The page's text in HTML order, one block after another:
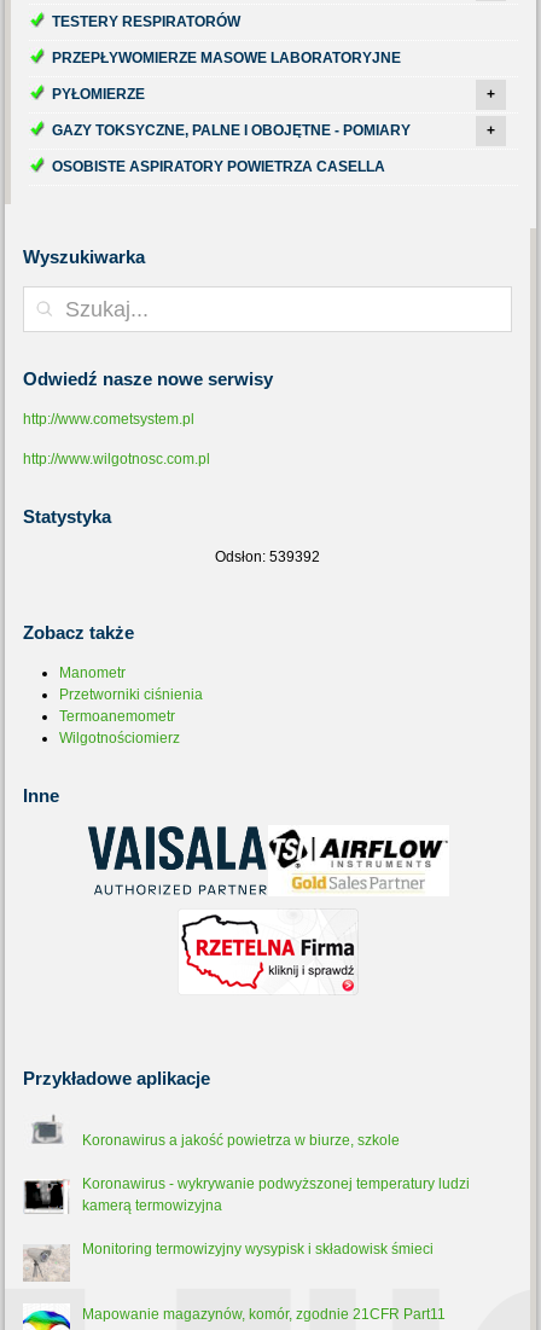
TESTERY RESPIRATORÓW
PRZEPŁYWOMIERZE MASOWE LABORATORYJNE
PYŁOMIERZE +
GAZY TOKSYCZNE, PALNE I OBOJĘTNE - POMIARY +
OSOBISTE ASPIRATORY POWIETRZA CASELLA
Wyszukiwarka
Odwiedź nasze nowe serwisy
http://www.cometsystem.pl
http://www.wilgotnosc.com.pl
Statystyka
Odsłon: 539392
Zobacz także
Manometr
Przetworniki ciśnienia
Termoanemometr
Wilgotnościomierz
Inne
Przykładowe aplikacje
Koronawirus a jakość powietrza w biurze, szkole
Koronawirus - wykrywanie podwyższonej temperatury ludzi
kamerą termowizyjna
Monitoring termowizyjny wysypisk i składowisk śmieci
Mapowanie magazynów, komór, zgodnie 21CFR Part11